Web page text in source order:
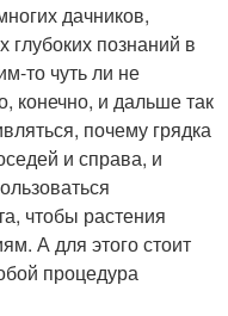
дачников,
познаний в
то чуть ли не
конечно, и дальше так
почему грядка
и справа, и
чтобы растения
А для этого стоит
процедура